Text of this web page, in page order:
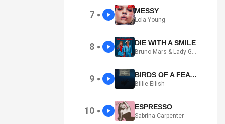
7 ● MESSY
Lola Young
8 ● DIE WITH A SMILE
Bruno Mars & Lady Gaga
9 ● BIRDS OF A FEATHER
Billie Eilish
10 ● ESPRESSO
Sabrina Carpenter